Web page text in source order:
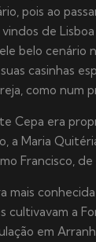
pois ao
de
belo cenário
casinhas
como num
Cepa era
a Maria
Francisco, de
mais
cultivavam a
em